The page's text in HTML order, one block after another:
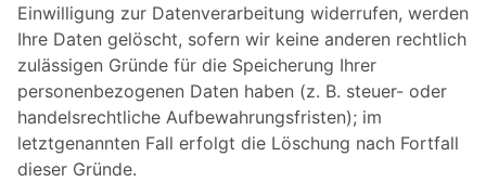
Einwilligung zur Datenverarbeitung widerrufen, werden
Ihre Daten gelöscht, sofern wir keine anderen rechtlich
zulässigen Gründe für die Speicherung Ihrer
personenbezogenen Daten haben (z. B. steuer- oder
handelsrechtliche Aufbewahrungsfristen); im
letztgenannten Fall erfolgt die Löschung nach Fortfall
dieser Gründe.